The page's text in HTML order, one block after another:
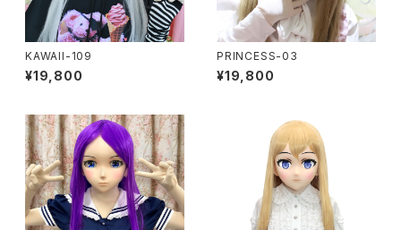
KAWAII-109
¥19,800
PRINCESS-03
¥19,800